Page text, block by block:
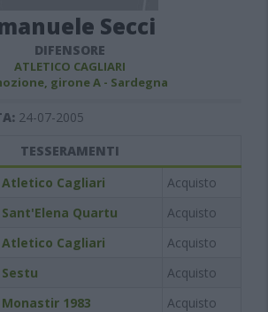
Secci
DIFENSORE
ATLETICO CAGLIARI
girone A - Sardegna
24-07-2005
TESSERAMENTI
Atletico Cagliari
Acquisto
Sant'Elena Quartu
Acquisto
Atletico Cagliari
Acquisto
Sestu
Acquisto
Monastir 1983 Acquisto